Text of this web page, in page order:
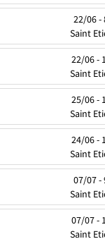
22/06 -
Saint
22/06 -
Saint
25/06 -
Saint
24/06 -
Saint
07/07 -
Saint
07/07 -
Saint